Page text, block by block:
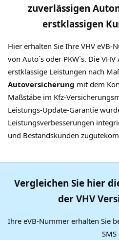
zuverlässigen
erstklassigen
Hier erhalten Sie Ihre VHV eVB-
von Auto´s oder PKW`s. Die
erstklassige Leistungen nach
Autoversicherung mit dem
Maßstäbe im Kfz-
Leistungs-Update-Garantie
Leistungsverbesserungen
und Bestandskunden
Vergleichen Sie hier
der VHV
Ihre eVB-Nummer erhalten Sie
SMS